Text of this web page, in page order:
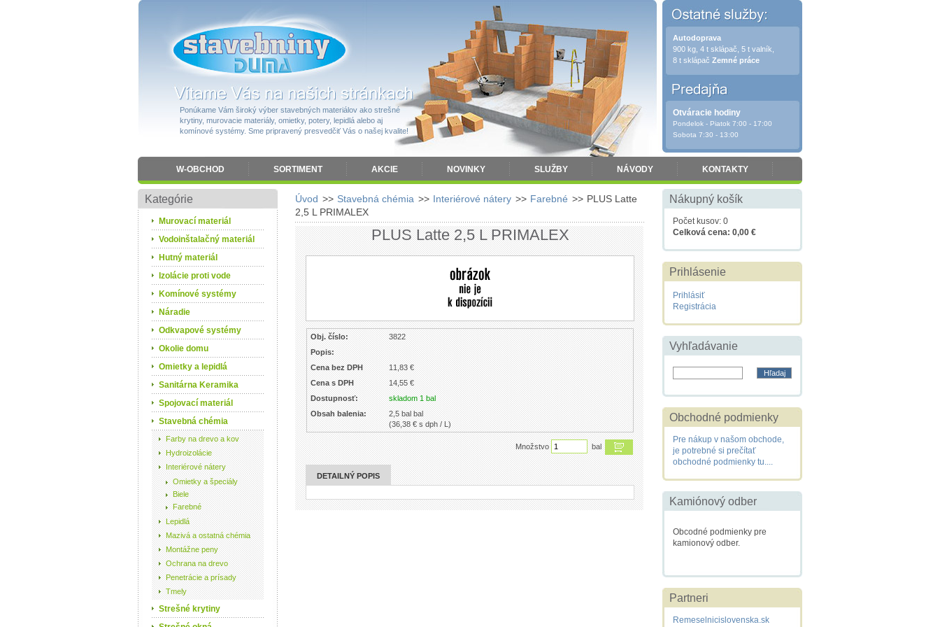
Ponúkame Vám široký výber stavebných materiálov ako strešné
krytiny, murovacie materiály, omietky, potery, lepidlá alebo aj
komínové systémy. Sme pripravený presvedčiť Vás o našej kvalite!
W-OBCHOD SORTIMENT AKCIE NOVINKY SLUŽBY NÁVODY KONTAKTY
Autodoprava
900 kg, 4 t sklápač, 5 t valník,
8 t sklápač Zemné práce
Otváracie hodiny
Pondelok - Piatok 7:00 - 17:00
Sobota 7:30 - 13:00
Úvod >> Stavebná chémia >> Interiérové nátery >> Farebné >> PLUS Latte
2,5 L PRIMALEX
PLUS Latte 2,5 L PRIMALEX
Obj. číslo:
3822
Popis:
Cena bez DPH
11,83 €
Cena s DPH
14,55 €
Dostupnosť:
skladom 1 bal
Obsah balenia:
2,5 bal bal
(36,38 € s dph / L)
Množstvo bal
DETAILNÝ POPIS
Kategórie
Murovací materiál
Vodoinštalačný materiál
Hutný materiál
Izolácie proti vode
Komínové systémy
Náradie
Odkvapové systémy
Okolie domu
Omietky a lepidlá
Sanitárna Keramika
Spojovací materiál
Stavebná chémia
Farby na drevo a kov
Hydroizolácie
Interiérové nátery
Omietky a špeciály
Biele
Farebné
Lepidlá
Mazivá a ostatná chémia
Montážne peny
Ochrana na drevo
Penetrácie a prísady
Tmely
Strešné krytiny
Nákupný košík
Počet kusov: 0
Celková cena: 0,00 €
Prihlásenie
Prihlásiť
Registrácia
Vyhľadávanie
Obchodné podmienky
Pre nákup v našom obchode,
je potrebné si prečítať
obchodné podmienky tu....
Kamiónový odber
Obcodné podmienky pre
kamionový odber.
Partneri
Remeselnicislovenska.sk